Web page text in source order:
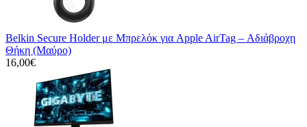
Belkin Secure Holder με Μπρελόκ για Apple AirTag – Αδιάβροχη
Θήκη (Μαύρο)
16,00€